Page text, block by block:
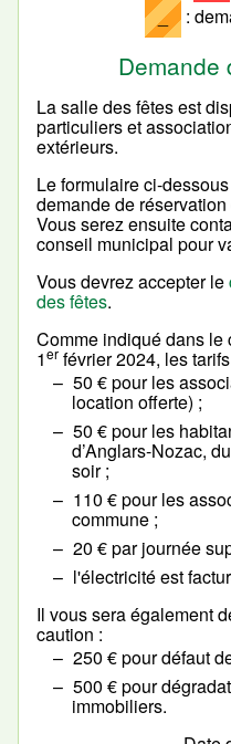
_ :
Demande
La salle des fêtes est
particuliers et
extérieurs.
Le formulaire ci-
demande de
Vous serez ensuite
conseil municipal pour
Vous devrez accepter le
des fêtes.
Comme indiqué dans le
1er février 2024, les
50 € pour les
location offerte) ;
50 € pour les
d’Anglars-Nozac,
soir ;
110 € pour les
commune ;
20 € par journée
l'électricité est
Il vous sera également
caution :
250 € pour défaut
500 € pour
immobiliers.